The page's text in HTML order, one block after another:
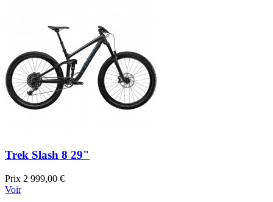
Trek Slash 8 29"
Prix 2 999,00 €
Voir